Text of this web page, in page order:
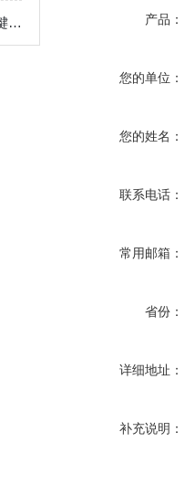
伸缩式长杆辐射剂量率仪设备关键技术与应用 产品：
您的单位：
您的姓名：
联系电话：
常用邮箱：
省份：
详细地址：
补充说明：